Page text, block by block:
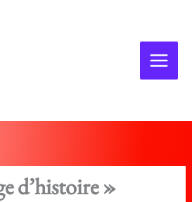
d’histoire »